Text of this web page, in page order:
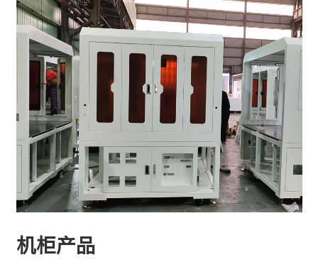
机柜产品